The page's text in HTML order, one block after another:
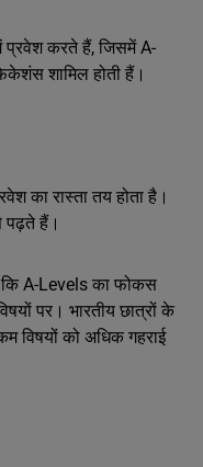
प्रवेश करते हैं, जिसमें A-
शामिल होती हैं।
का रास्ता तय होता है।
पढ़ते हैं।
कि A-Levels का फोकस
पर। भारतीय छात्रों के
विषयों को अधिक गहराई